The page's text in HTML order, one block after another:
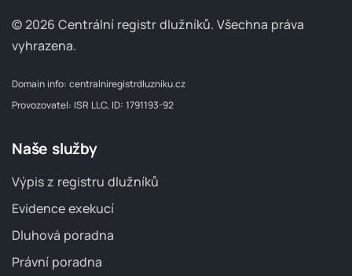
© 2026 Centrální registr dlužníků. Všechna práva
vyhrazena.
Domain info: centralniregistrdluzniku.cz
Provozovatel: ISR LLC, ID: 1791193-92
Naše služby
Výpis z registru dlužníků
Evidence exekucí
Dluhová poradna
Právní poradna